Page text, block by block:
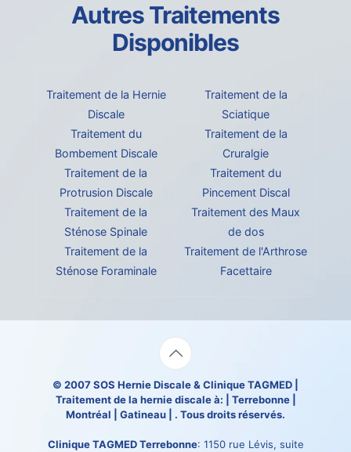
Autres Traitements
Disponibles
Traitement de la Hernie
Discale
Traitement du
Bombement Discale
Traitement de la
Protrusion Discale
Traitement de la
Sténose Spinale
Traitement de la
Sténose Foraminale
Traitement de la
Sciatique
Traitement de la
Cruralgie
Traitement du
Pincement Discal
Traitement des Maux
de dos
Traitement de l'Arthrose
Facettaire
© 2007SOS Hernie Discale& Clinique TAGMED
Traitement de la hernie discale à: | Terrebonne |
Montréal | Gatineau | . Tous droits réservés.
Clinique TAGMED Terrebonne: 1150 rue Lévis, suite